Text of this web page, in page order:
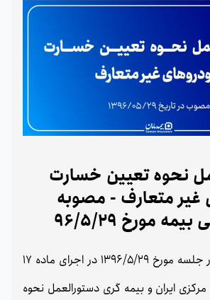
نحوه تعیین خسارت
غیر متعارف - مصوبه
مورخ 96/5/29
شورای عالی بیمه در جلسه مورخ 1396/5/29 در اجرای ماده 17
ایران و بیمه گری دستورالعمل نحوه